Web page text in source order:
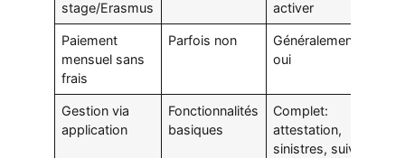
stage/Erasmus
activer
Paiement
mensuel sans
frais
Parfois non
Généralement
oui
Gestion via
application
Fonctionnalités
basiques
Complet:
attestation,
sinistres, suivi